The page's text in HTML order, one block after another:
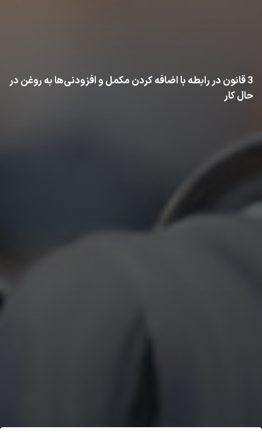
3 قانون در رابطه با اضافه کردن مکمل و افزودنی‌ها به روغن در
حال کار